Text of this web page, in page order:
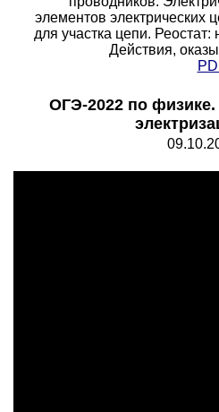
элементов электрических
для участка цепи.
Действия,
ОГЭ-2022 по